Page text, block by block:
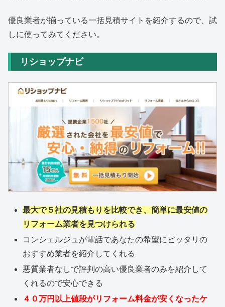
優良業者が揃っている一括見積サイトを紹介するので、試
しに使ってみてください。
リショップナビ
最大で５社の見積もりを比較でき、簡単に最安値の
リフォーム業者を見つけられる
コンシェルジュが電話であなたの希望にピッタリの
おすすめ業者を紹介してくれる
悪質業者なしで評判の高い優良業者のみを紹介して
くれるので安心できる
４０万円以上値段がリフォーム料金が安くなったケ